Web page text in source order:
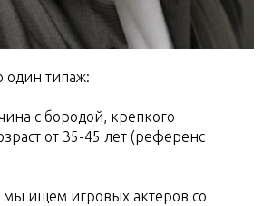
один типаж:
с бородой, крепкого
от 35-45 лет (референс
мы ищем игровых актеров со